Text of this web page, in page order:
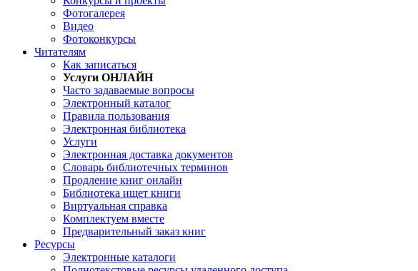
Фотогалерея
Видео
Фотоконкурсы
Читателям
Как записаться
Услуги ОНЛАЙН
Часто задаваемые вопросы
Электронный каталог
Правила пользования
Электронная библиотека
Услуги
Электронная доставка документов
Словарь библиотечных терминов
Продление книг онлайн
Библиотека ищет книги
Виртуальная справка
Комплектуем вместе
Предварительный заказ книг
Ресурсы
Электронные каталоги